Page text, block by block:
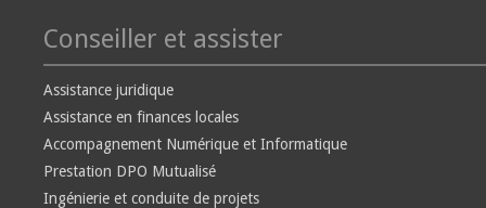
Conseiller et assister
Assistance juridique
Assistance en finances locales
Accompagnement Numérique et Informatique
Prestation DPO Mutualisé
Ingénierie et conduite de projets